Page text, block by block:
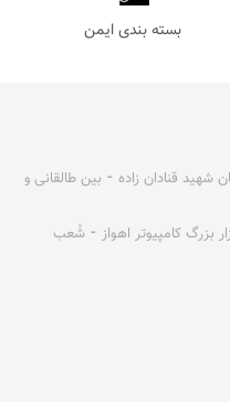
بسته بندی ایمن
شهید قنادان زاده ⁃ بین طالقانی و
بزرگ کامپیوتر اهواز ⁃ شُعب